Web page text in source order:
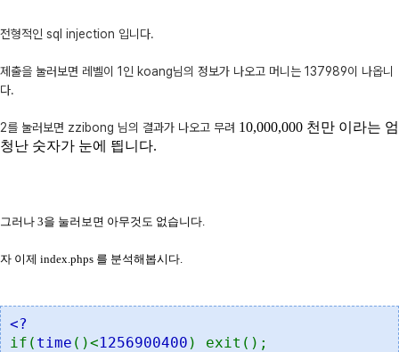
전형적인 sql injection 입니다.
제출을 눌러보면 레벨이 1인 koang님의 정보가 나오고 머니는 137989이 나옵니
다.
2를 눌러보면 zzibong 님의 결과가 나오고 무려 10,000,000 천만 이라는 엄
청난 숫자가 눈에 띕니다.
그러나 3을 눌러보면 아무것도 없습니다.
자 이제 index.phps 를 분석해봅시다.
<?
if( time ()<1256900400 ) exit();